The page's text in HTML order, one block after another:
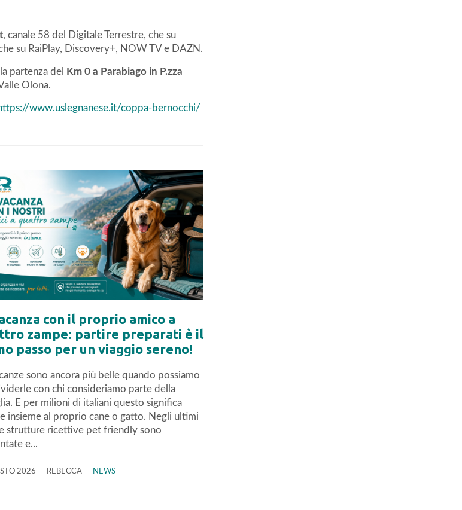
, canale 58 del Digitale Terrestre, che su
su RaiPlay, Discovery+, NOW TV e DAZN.
partenza del
Km 0 a Parabiago in P.zza
Olona.
www.uslegnanese.it/coppa-bernocchi/
con il proprio amico a
zampe: partire preparati è il
passo per un viaggio sereno!
sono ancora più belle quando possiamo
con chi consideriamo parte della
E per milioni di italiani questo significa
insieme al proprio cane o gatto. Negli ultimi
strutture ricettive pet friendly sono
e...
2026 REBECCA NEWS